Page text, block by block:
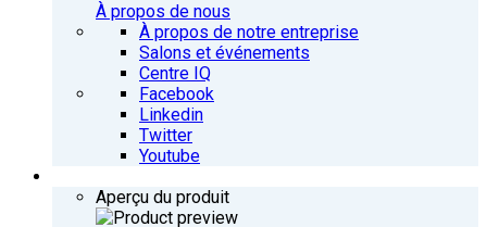
À propos de nous
À propos de notre entreprise
Salons et événements
Centre IQ
Facebook
Linkedin
Twitter
Youtube
Aperçu du produit